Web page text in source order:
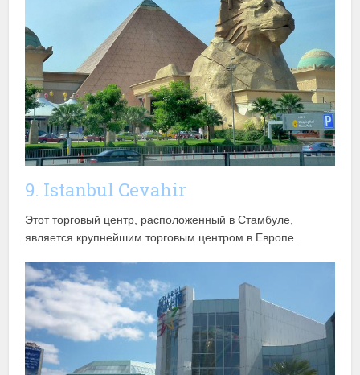
9. Istanbul Cevahir
Этот торговый центр, расположенный в Стамбуле,
является крупнейшим торговым центром в Европе.